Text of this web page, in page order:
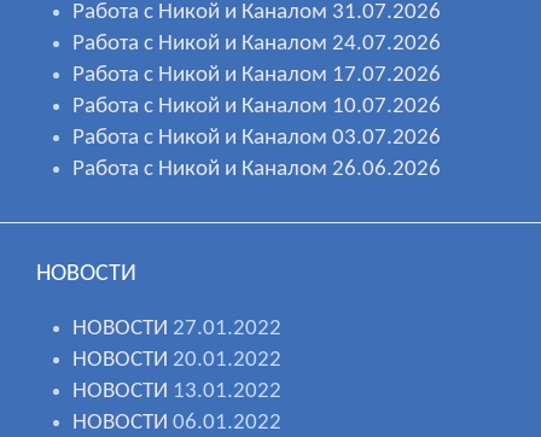
Работа с Никой и Каналом 31.07.2026
Работа с Никой и Каналом 24.07.2026
Работа с Никой и Каналом 17.07.2026
Работа с Никой и Каналом 10.07.2026
Работа с Никой и Каналом 03.07.2026
Работа с Никой и Каналом 26.06.2026
НОВОСТИ
НОВОСТИ 27.01.2022
НОВОСТИ 20.01.2022
НОВОСТИ 13.01.2022
НОВОСТИ 06.01.2022